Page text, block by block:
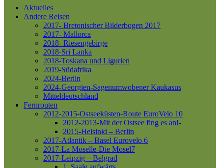
Aktuelles
Andere Reisen
2017- Bretonischer Bilderbogen 2017
2017- Mallorca
2018- Riesengebirge
2018-Sri Lanka
2018-Toskana und Ligurien
2019-Südafrika
2024-Berlin
2024-Georgien-Sagenumwobener Kaukasus
Mitteldeutschland
Fernrouten
2012-2015-Ostseeküsten-Route EuroVelo 10
2012-2013-Mit der Ostsee fing es an!-
2015-Helsinki – Berlin
2017-Atlantik – Basel Eurovelo 6
2017-La Moselle-Die Mosel7
2017-Leipzig – Belgrad